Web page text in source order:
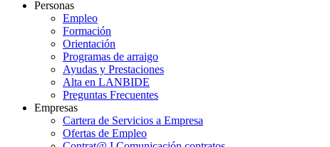
Personas
Empleo
Formación
Orientación
Programas de arraigo
Ayudas y Prestaciones
Alta en LANBIDE
Preguntas Frecuentes
Empresas
Cartera de Servicios a Empresa
Ofertas de Empleo